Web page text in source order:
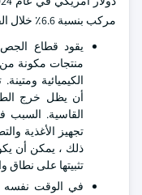
مركب بنسبة 6.6٪ خلال الفترة من 2025 إلى 2034.
يقود قطاع
منتجات مكونة من
الكيميائية
أن يظل خرج
القاسية.
تجهيز الأغذية
ذلك ، يمكن أن
تثبيتها على نطاق
في الوقت نفسه